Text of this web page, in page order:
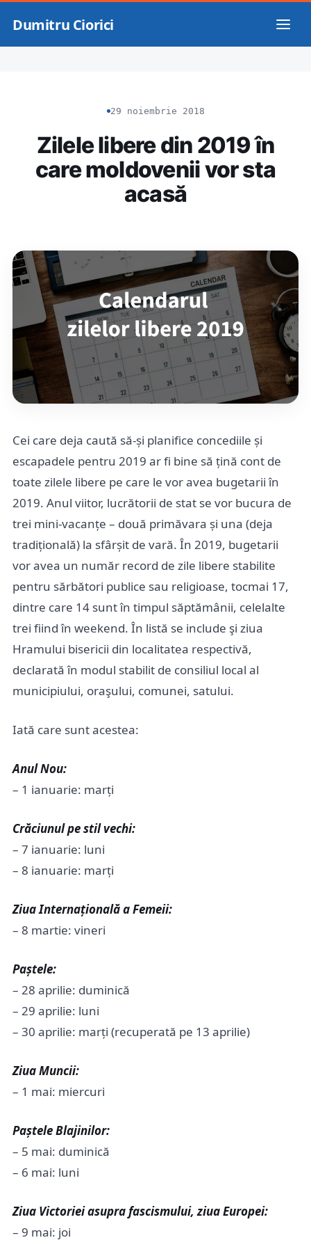
Dumitru Ciorici
29 noiembrie 2018
Zilele libere din 2019 în
care moldovenii vor sta
acasă
Cei care deja caută să-și planifice concediile și
escapadele pentru 2019 ar fi bine să țină cont de
toate zilele libere pe care le vor avea bugetarii în
2019. Anul viitor, lucrătorii de stat se vor bucura de
trei mini-vacanțe – două primăvara și una (deja
tradițională) la sfârșit de vară. În 2019, bugetarii
vor avea un număr record de zile libere stabilite
pentru sărbători publice sau religioase, tocmai 17,
dintre care 14 sunt în timpul săptămânii, celelalte
trei fiind în weekend. În listă se include şi ziua
Hramului bisericii din localitatea respectivă,
declarată în modul stabilit de consiliul local al
municipiului, oraşului, comunei, satului.
Iată care sunt acestea:
Anul Nou:
– 1 ianuarie: marți
Crăciunul pe stil vechi:
– 7 ianuarie: luni
– 8 ianuarie: marți
Ziua Internațională a Femeii:
– 8 martie: vineri
Paștele:
– 28 aprilie: duminică
– 29 aprilie: luni
– 30 aprilie: marți (recuperată pe 13 aprilie)
Ziua Muncii:
– 1 mai: miercuri
Paștele Blajinilor:
– 5 mai: duminică
– 6 mai: luni
Ziua Victoriei asupra fascismului, ziua Europei:
– 9 mai: joi